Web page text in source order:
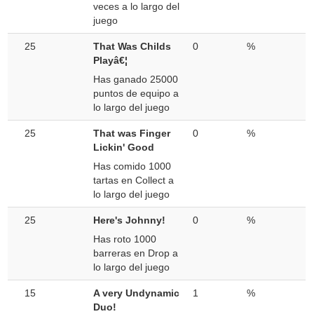
veces a lo largo del
juego
25
That Was Childs
Playâ€¦
Has ganado 25000
puntos de equipo a
lo largo del juego
0 %
25
That was Finger
Lickin' Good
Has comido 1000
tartas en Collect a
lo largo del juego
0 %
25
Here's Johnny!
Has roto 1000
barreras en Drop a
lo largo del juego
0 %
15
A very Undynamic
Duo!
1 %